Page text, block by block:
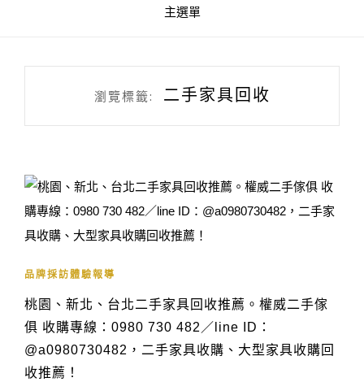
主選單
瀏覽標籤: 二手家具回收
品牌採訪體驗報導
桃園、新北、台北二手家具回收推薦。權威二手傢
俱 收購專線：0980 730 482／line ID：
@a0980730482，二手家具收購、大型家具收購回
收推薦！